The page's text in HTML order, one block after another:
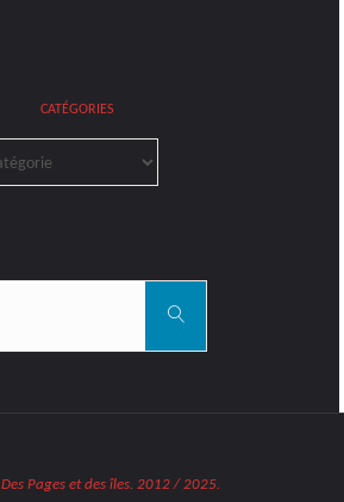
CATÉGORIES
Rechercher
Pages et des îles. 2012 / 2025.